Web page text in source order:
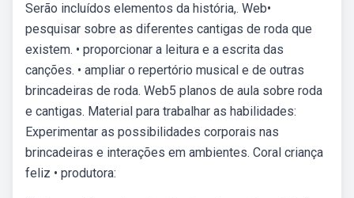
Serão incluídos elementos da história,. Web•
pesquisar sobre as diferentes cantigas de roda que
existem. • proporcionar a leitura e a escrita das
canções. • ampliar o repertório musical e de outras
brincadeiras de roda. Web5 planos de aula sobre roda
e cantigas. Material para trabalhar as habilidades:
Experimentar as possibilidades corporais nas
brincadeiras e interações em ambientes. Coral criança
feliz • produtora: